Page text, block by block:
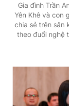
Gia đình Trần
Yên Khê và con
chia sẻ trên sân
theo đuổi nghệ